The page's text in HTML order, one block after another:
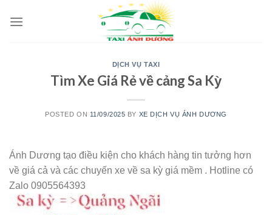
DỊCH VỤ TAXI
Tìm Xe Giá Rẻ về cảng Sa Kỳ
POSTED ON 11/09/2025 BY XE DỊCH VỤ ÁNH DƯƠNG
Ánh Dương tạo điều kiện cho khách hàng tin tưởng hơn
về giá cả và các chuyến xe về sa kỳ giá mềm . Hotline có
Zalo 0905564393